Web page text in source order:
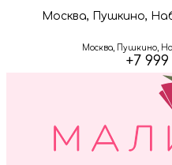
Москва, Пушкино,
Москва, Пушкино,
+7 999